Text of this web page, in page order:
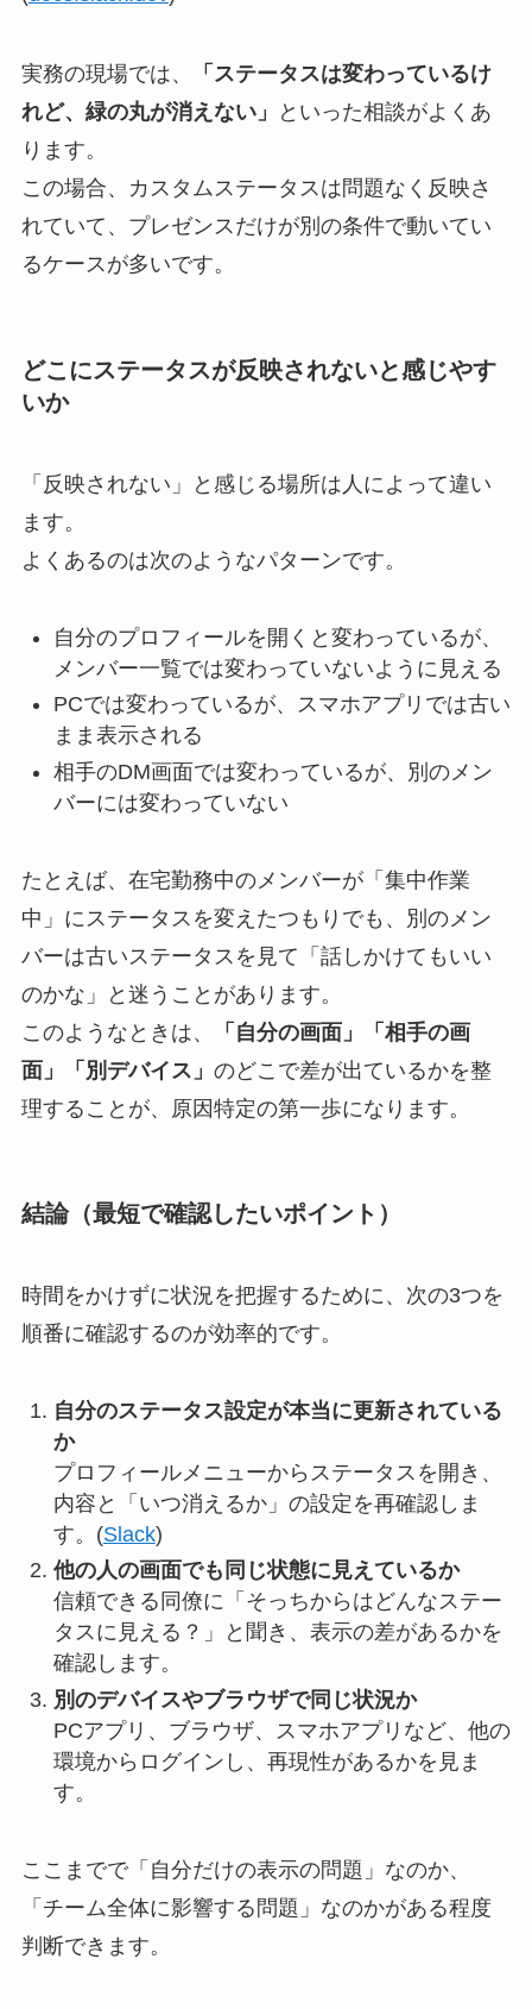
実務の現場では、
「ステータスは変わっているけ
れど、緑の丸が消えない」
といった相談がよくあ
ります。
この場合、カスタムステータスは問題なく反映さ
れていて、プレゼンスだけが別の条件で動いてい
るケースが多いです。
どこにステータスが反映されないと感じやす
いか
「反映されない」と感じる場所は人によって違い
ます。
よくあるのは次のようなパターンです。
自分のプロフィールを開くと変わっているが、
メンバー一覧では変わっていないように見える
PCでは変わっているが、スマホアプリでは古い
まま表示される
相手のDM画面では変わっているが、別のメン
バーには変わっていない
たとえば、在宅勤務中のメンバーが「集中作業
中」にステータスを変えたつもりでも、別のメン
バーは古いステータスを見て「話しかけてもいい
のかな」と迷うことがあります。
このようなときは、
「自分の画面」「相手の画
面」「別デバイス」 のどこで差が出ているかを整
理することが、原因特定の第一歩になります。
結論（最短で確認したいポイント）
時間をかけずに状況を把握するために、次の3つを
順番に確認するのが効率的です。
自分のステータス設定が本当に更新されている
か
プロフィールメニューからステータスを開き、
内容と「いつ消えるか」の設定を再確認しま
す。(Slack)
他の人の画面でも同じ状態に見えているか
信頼できる同僚に「そっちからはどんなステー
タスに見える？」と聞き、表示の差があるかを
確認します。
別のデバイスやブラウザで同じ状況か
PCアプリ、ブラウザ、スマホアプリなど、他の
環境からログインし、再現性があるかを見ま
す。
ここまでで「自分だけの表示の問題」なのか、
「チーム全体に影響する問題」なのかがある程度
判断できます。